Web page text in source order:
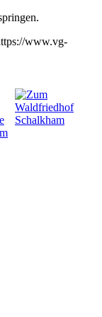
www.vg-